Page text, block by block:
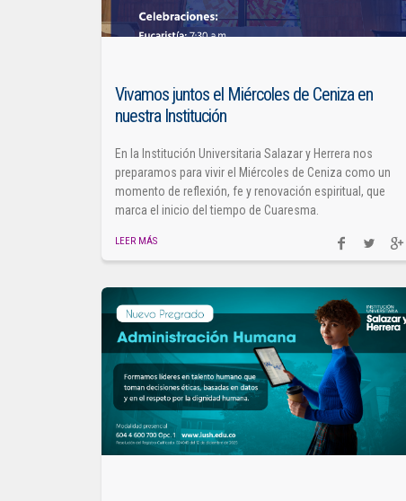
Vivamos juntos el Miércoles de Ceniza en
nuestra Institución
En la Institución Universitaria Salazar y Herrera nos
preparamos para vivir el Miércoles de Ceniza como un
momento de reflexión, fe y renovación espiritual, que
marca el inicio del tiempo de Cuaresma.
LEER MÁS